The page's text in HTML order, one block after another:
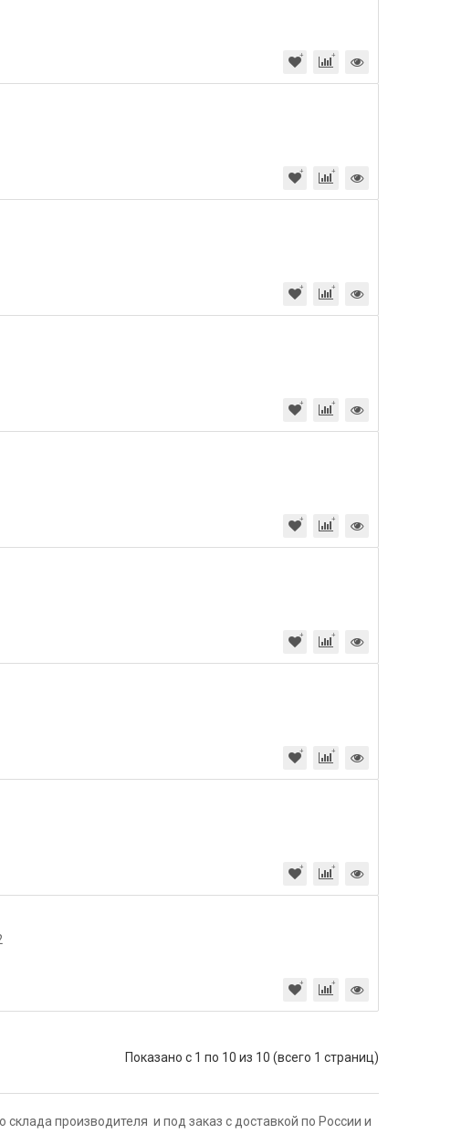
Стиральные
Показано с 1 по 10 из 10 (всего 1 страниц)
производителя и под заказ с доставкой по России и